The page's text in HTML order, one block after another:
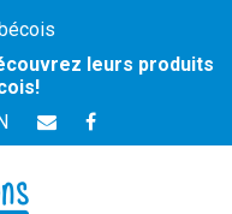
leurs produits